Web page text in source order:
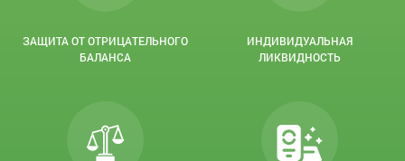
ЗАЩИТА ОТ ОТРИЦАТЕЛЬНОГО
БАЛАНСА
ИНДИВИДУАЛЬНАЯ
ЛИКВИДНОСТЬ